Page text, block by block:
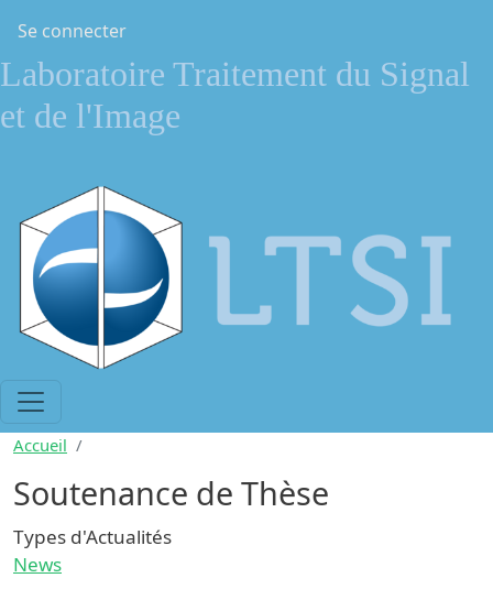
Menu du compte de l'utilisateur
Se connecter
Laboratoire Traitement du Signal
et de l'Image
Accueil
Soutenance de Thèse
Types d'Actualités
News